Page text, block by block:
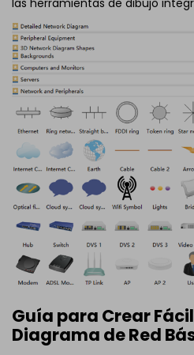
las herramientas de dibujo
Guía para Crear
Diagrama de Red